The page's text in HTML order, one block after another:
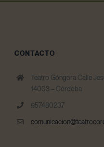
CONTACTO
Teatro Góngora Calle
14003 – Córdoba
957480237